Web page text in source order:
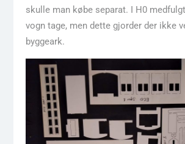
skulle man købe separat. I H0
vogn tage, men dette gjorder der ikke
byggeark.